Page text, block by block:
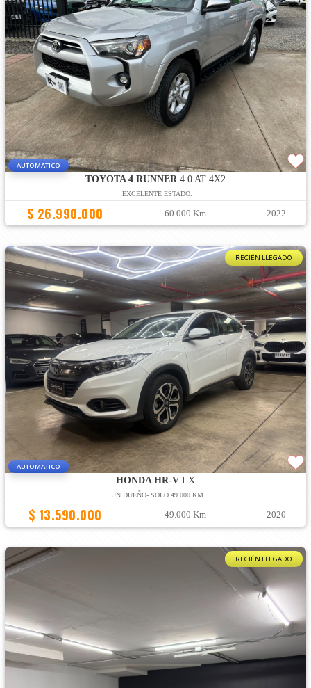
AUTOMATICO
TOYOTA 4 RUNNER 4.0 AT 4X2
EXCELENTE ESTADO.
$ 26.990.000 60.000 Km 2022
RECIÉN LLEGADO
AUTOMATICO
HONDA HR-VLX
UN DUEÑO- SOLO 49.000 KM
$ 13.590.000 49.000 Km 2020
RECIÉN LLEGADO